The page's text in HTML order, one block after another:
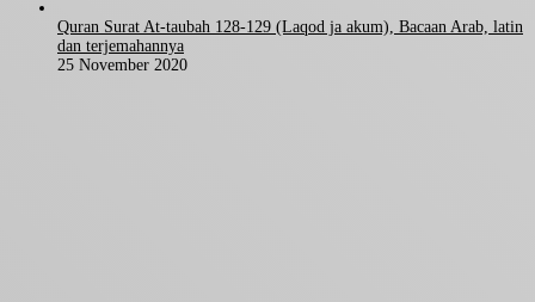
Quran Surat At-taubah 128-129 (Laqod ja akum), Bacaan Arab, latin
dan terjemahannya
25 November 2020